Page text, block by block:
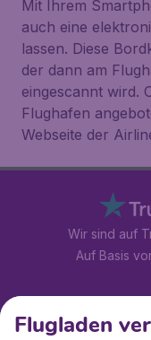
Mit Ihrem
auch eine
lassen. Diese
der dann am
eingescannt wird.
Flughafen
Webseite der
Wir sind auf
Auf Basis
Kundenservice
Flugladen